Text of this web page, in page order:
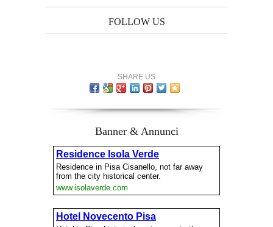
FOLLOW US
SHARE US
Banner & Annunci